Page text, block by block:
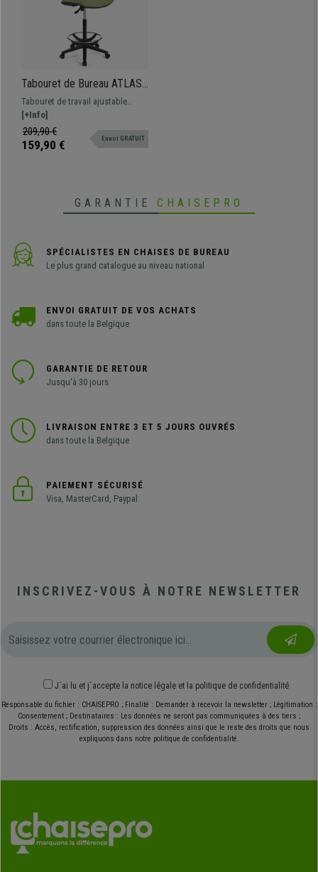
Tabouret de Bureau ATLAS
SANS ACCOUDOIRS,
Dossier Ajustable, Grand
Rembourrage, en tissu, Vert
Olive
Tabouret de travail ajustable
adapté pour une utilisation
professionnelle. Robuste,
résistante et confortable.
[+Info]
209,90 €
159,90 € Envoi GRATUIT
GARANTIE CHAISEPRO
SPÉCIALISTES EN CHAISES DE BUREAU
Le plus grand catalogue au niveau national
ENVOI GRATUIT DE VOS ACHATS
dans toute la Belgique
GARANTIE DE RETOUR
Jusqu'à 30 jours
LIVRAISON ENTRE 3 ET 5 JOURS OUVRÉS
dans toute la Belgique
PAIEMENT SÉCURISÉ
Visa, MasterCard, Paypal
INSCRIVEZ-VOUS À NOTRE NEWSLETTER
J´ai lu et j´accepte la notice légale et la politique de confidentialité
Responsable du fichier : CHAISEPRO ; Finalité : Demander à recevoir la newsletter ; Légitimation :
Consentement ; Destinataires : Les données ne seront pas communiquées à des tiers ;
Droits : Accès, rectification, suppression des données ainsi que le reste des droits que nous
expliquons dans notre politique de confidentialité.